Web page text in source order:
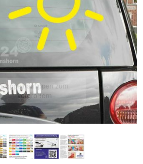
Doppelt antippen zum
vergrößern